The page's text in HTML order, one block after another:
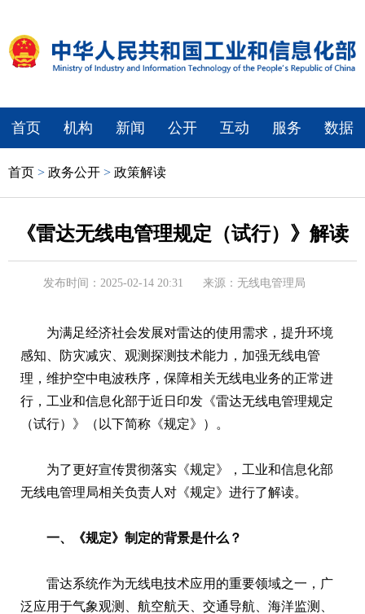
首页 机构 新闻 公开 互动 服务 数据
首页 > 政务公开 > 政策解读
《雷达无线电管理规定（试行）》解读
发布时间：2025-02-14 20:31 来源：无线电管理局
为满足经济社会发展对雷达的使用需求，提升环境
感知、防灾减灾、观测探测技术能力，加强无线电管
理，维护空中电波秩序，保障相关无线电业务的正常进
行，工业和信息化部于近日印发《雷达无线电管理规定
（试行）》（以下简称《规定》）。
为了更好宣传贯彻落实《规定》，工业和信息化部
无线电管理局相关负责人对《规定》进行了解读。
一、《规定》制定的背景是什么？
雷达系统作为无线电技术应用的重要领域之一，广
泛应用于气象观测、航空航天、交通导航、海洋监测、